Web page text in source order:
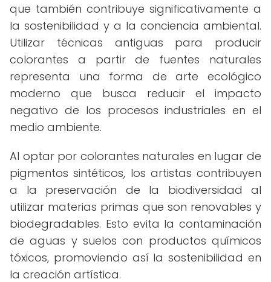
que también contribuye significativamente a
la sostenibilidad y a la conciencia ambiental.
Utilizar técnicas antiguas para producir
colorantes a partir de fuentes naturales
representa una forma de arte ecológico
moderno que busca reducir el impacto
negativo de los procesos industriales en el
medio ambiente.
Al optar por colorantes naturales en lugar de
pigmentos sintéticos, los artistas contribuyen
a la preservación de la biodiversidad al
utilizar materias primas que son renovables y
biodegradables. Esto evita la contaminación
de aguas y suelos con productos químicos
tóxicos, promoviendo así la sostenibilidad en
la creación artística.